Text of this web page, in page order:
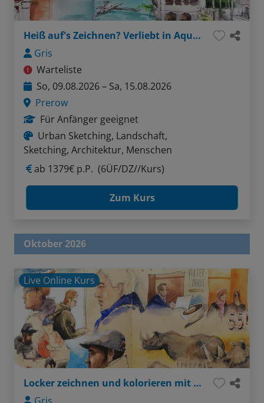
Heiß auf's Zeichnen? Verliebt in Aquarell?
Gris
Warteliste
So, 09.08.2026 – Sa, 15.08.2026
Prerow
Für Anfänger geeignet
Urban Sketching, Landschaft,
Sketching, Architektur, Menschen
ab 1379€ p.P. (6ÜF/DZ//Kurs)
Zum Kurs
Oktober 2026
Live Online Kurs
Locker zeichnen und kolorieren mit Aquarell